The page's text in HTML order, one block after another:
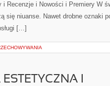
i Recenzje i Nowości i Premiery W
się niuanse. Nawet drobne oznaki
[…]
I